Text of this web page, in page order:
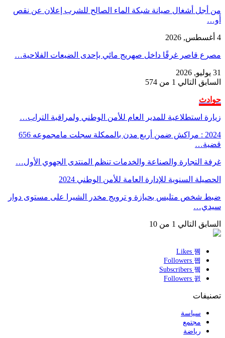
من أجل أشغال صيانة شبكة الماء الصالح للشرب إعلان عن نقص
أو…
4 أغسطس, 2026
مصرع قاصر غرقًا داخل صهريج مائي بإحدى الضيعات الفلاحية…
31 يوليو, 2026
السابق التالي 1 من 574
حوادث
زيارة استطلاعية للمدير العام للأمن الوطني ولمراقبة التراب…
2024 : مراكش ضمن أربع مدن بالممكلة سجلت مامجموعه 656
قضية…
غرفة التجارة والصناعة والخدمات تنظم المنتدى الجهوي الأول…
الحصيلة السنوية للإدارة العامة للأمن الوطني 2024
ضبط شخص متلبس بحيازة و ترويج مخدر الشيرا على مستوى دوار
سيدي…
السابق التالي 1 من 10
تصنيفات
سياسة
مجتمع
رياضة